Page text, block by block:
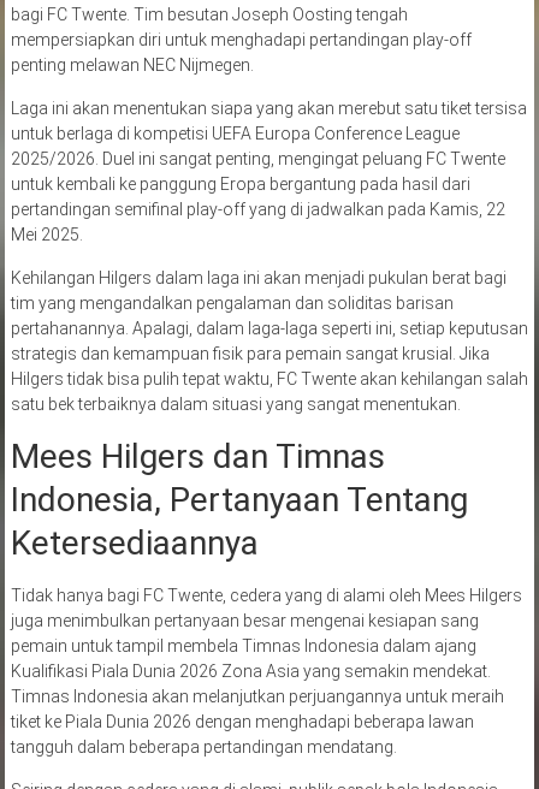
bagi FC Twente. Tim besutan Joseph Oosting tengah
mempersiapkan diri untuk menghadapi pertandingan play-off
penting melawan NEC Nijmegen.
Laga ini akan menentukan siapa yang akan merebut satu tiket tersisa
untuk berlaga di kompetisi UEFA Europa Conference League
2025/2026. Duel ini sangat penting, mengingat peluang FC Twente
untuk kembali ke panggung Eropa bergantung pada hasil dari
pertandingan semifinal play-off yang di jadwalkan pada Kamis, 22
Mei 2025.
Kehilangan Hilgers dalam laga ini akan menjadi pukulan berat bagi
tim yang mengandalkan pengalaman dan soliditas barisan
pertahanannya. Apalagi, dalam laga-laga seperti ini, setiap keputusan
strategis dan kemampuan fisik para pemain sangat krusial. Jika
Hilgers tidak bisa pulih tepat waktu, FC Twente akan kehilangan salah
satu bek terbaiknya dalam situasi yang sangat menentukan.
Mees Hilgers dan Timnas
Indonesia, Pertanyaan Tentang
Ketersediaannya
Tidak hanya bagi FC Twente, cedera yang di alami oleh Mees Hilgers
juga menimbulkan pertanyaan besar mengenai kesiapan sang
pemain untuk tampil membela Timnas Indonesia dalam ajang
Kualifikasi Piala Dunia 2026 Zona Asia yang semakin mendekat.
Timnas Indonesia akan melanjutkan perjuangannya untuk meraih
tiket ke Piala Dunia 2026 dengan menghadapi beberapa lawan
tangguh dalam beberapa pertandingan mendatang.